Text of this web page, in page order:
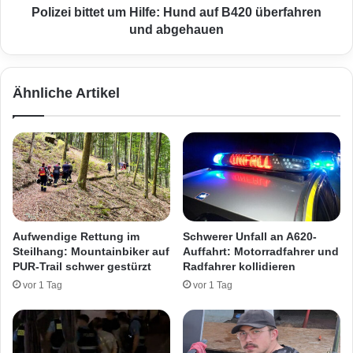
a
s
b
a
n
g
B
l
c
e
g
m
l
f
e
:
H
n
d
B
4
Polizei bittet um Hilfe: Hund auf B420 überfahren
und abgehauen
Ähnliche Artikel
Aufwendige Rettung im
Steilhang: Mountainbiker auf
PUR-Trail schwer gestürzt
vor 1 Tag
Schwerer Unfall an A620-
Auffahrt: Motorradfahrer und
Radfahrer kollidieren
vor 1 Tag